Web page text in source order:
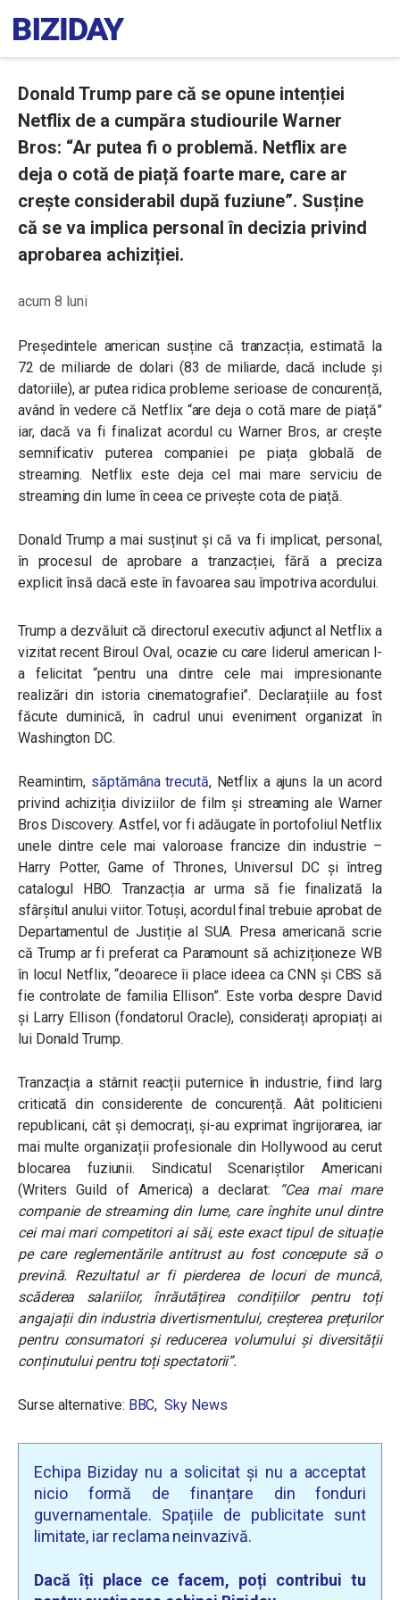
Donald Trump pare că se opune intenției
Netflix de a cumpăra studiourile Warner
Bros: “Ar putea fi o problemă. Netflix are
deja o cotă de piață foarte mare, care ar
crește considerabil după fuziune”. Susține
că se va implica personal în decizia privind
aprobarea achiziției.
acum 8 luni
Președintele american susține că tranzacția, estimată la
72 de miliarde de dolari (83 de miliarde, dacă include și
datoriile), ar putea ridica probleme serioase de concurență,
având în vedere că Netflix “are deja o cotă mare de piață”
iar, dacă va fi finalizat acordul cu Warner Bros, ar crește
semnificativ puterea companiei pe piața globală de
streaming. Netflix este deja cel mai mare serviciu de
streaming din lume în ceea ce privește cota de piață.
Donald Trump a mai susținut și că va fi implicat, personal,
în procesul de aprobare a tranzacției, fără a preciza
explicit însă dacă este în favoarea sau împotriva acordului.
Trump a dezvăluit că directorul executiv adjunct al Netflix a
vizitat recent Biroul Oval, ocazie cu care liderul american l-
a felicitat “pentru una dintre cele mai impresionante
realizări din istoria cinematografiei”. Declarațiile au fost
făcute duminică, în cadrul unui eveniment organizat în
Washington DC.
Reamintim, săptămâna trecută, Netflix a ajuns la un acord
privind achiziția diviziilor de film și streaming ale Warner
Bros Discovery. Astfel, vor fi adăugate în portofoliul Netflix
unele dintre cele mai valoroase francize din industrie –
Harry Potter, Game of Thrones, Universul DC și întreg
catalogul HBO. Tranzacția ar urma să fie finalizată la
sfârșitul anului viitor. Totuși, acordul final trebuie aprobat de
Departamentul de Justiție al SUA. Presa americană scrie
că Trump ar fi preferat ca Paramount să achiziționeze WB
în locul Netflix, “deoarece îi place ideea ca CNN și CBS să
fie controlate de familia Ellison”. Este vorba despre David
și Larry Ellison (fondatorul Oracle), considerați apropiați ai
lui Donald Trump.
Tranzacția a stârnit reacții puternice în industrie, fiind larg
criticată din considerente de concurență. Aât politicieni
republicani, cât și democrați, și-au exprimat îngrijorarea, iar
mai multe organizații profesionale din Hollywood au cerut
blocarea fuziunii. Sindicatul Scenariștilor Americani
(Writers Guild of America) a declarat:
“Cea mai mare
companie de streaming din lume, care înghite unul dintre
cei mai mari competitori ai săi, este exact tipul de situație
pe care reglementările antitrust au fost concepute să o
prevină. Rezultatul ar fi pierderea de locuri de muncă,
scăderea salariilor, înrăutățirea condițiilor pentru toți
angajații din industria divertismentului, creșterea prețurilor
pentru consumatori și reducerea volumului și diversității
conținutului pentru toți spectatorii”.
Surse alternative: BBC,Sky News
Echipa Biziday nu a solicitat și nu a acceptat
nicio formă de finanțare din fonduri
guvernamentale. Spațiile de publicitate sunt
limitate, iar reclama neinvazivă.
Dacă îți place ce facem, poți contribui tu